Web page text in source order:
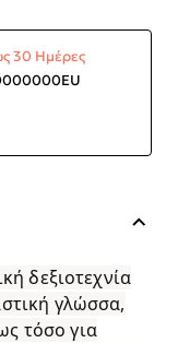
30 Ημέρες
δεξιοτεχνία
γλώσσα,
τόσο για